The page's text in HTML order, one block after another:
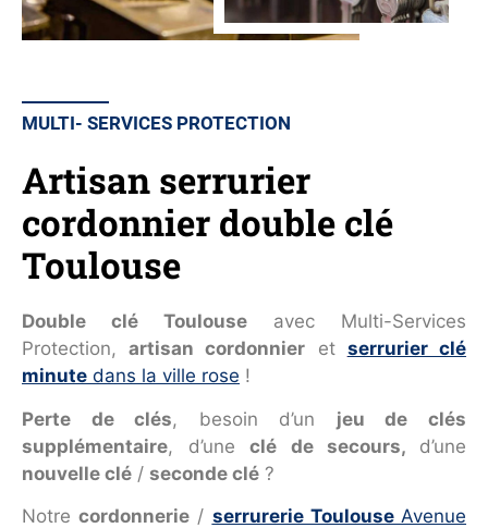
MULTI- SERVICES PROTECTION
Artisan serrurier
cordonnier double clé
Toulouse
Double clé Toulouse avec Multi-Services
Protection,artisan cordonnier et serrurier clé
minute dans la ville rose !
Perte de clés, besoin d’un jeu de clés
supplémentaire, d’uneclé de secours, d’une
nouvelle clé / seconde clé ?
Notrecordonnerie / serrurerie Toulouse Avenue